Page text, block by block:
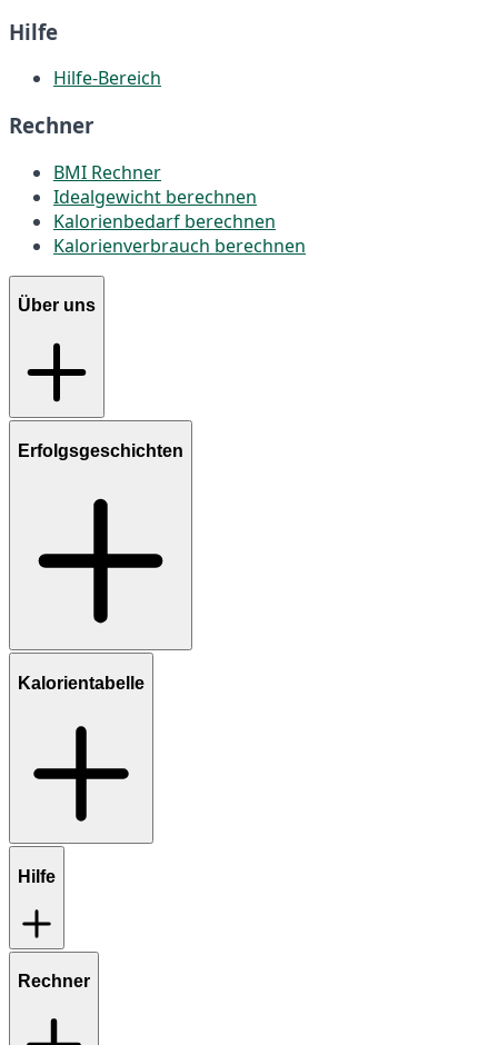
Hilfe
Hilfe-Bereich
Rechner
BMI Rechner
Idealgewicht berechnen
Kalorienbedarf berechnen
Kalorienverbrauch berechnen
Über uns
Erfolgsgeschichten
Kalorientabelle
Hilfe
Rechner